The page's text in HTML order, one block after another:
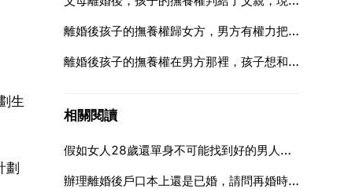
生
劃
離婚後孩子的撫養權歸女方，男方有權力把孩子帶走嗎
離婚後孩子的撫養權在男方那裡，孩子想和親生母親暫時住一陣子的話要不要得到現任妻子同意
相關閱讀
假如女人28歲還單身不可能找到好的男人了嗎
辦理離婚後戶口本上還是已婚，請問再婚時辦理結婚證有影響嗎？辦理再婚結婚證以後戶口本上會顯示什麼？還